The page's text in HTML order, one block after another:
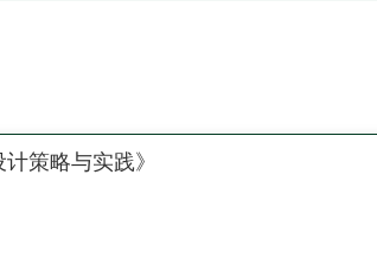
策略与实践》